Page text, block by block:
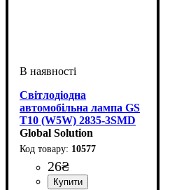
Світлодіодна
автомобільна лампа GS
T10 (W5W) 2835-3SMD
МАТ Mini 10-15V White
Global Solution
10577
26₴